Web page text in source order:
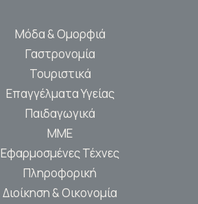
Μόδα & Ομορφιά
Γαστρονομία
Τουριστικά
Επαγγέλματα Υγείας
Παιδαγωγικά
ΜΜΕ
Εφαρμοσμένες Τέχνες
Πληροφορική
Διοίκηση & Οικονομία